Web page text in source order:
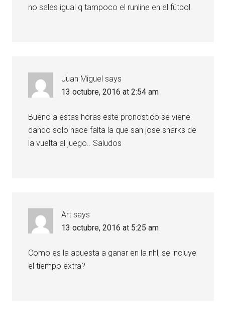
no sales igual q tampoco el runline en el fútbol
Juan Miguel says
13 octubre, 2016 at 2:54 am
Bueno a estas horas este pronostico se viene
dando solo hace falta la que san jose sharks de
la vuelta al juego.. Saludos
Art says
13 octubre, 2016 at 5:25 am
Como es la apuesta a ganar en la nhl, se incluye
el tiempo extra?